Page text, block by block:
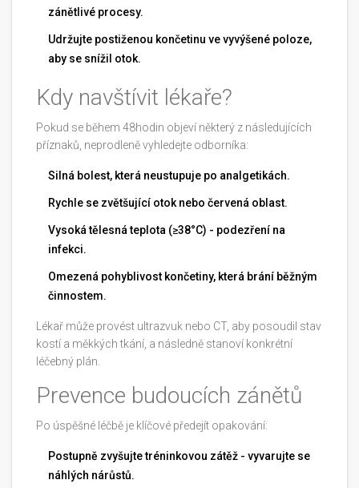
zánětlivé procesy.
Udržujte postiženou končetinu ve vyvýšené poloze,
aby se snížil otok.
Kdy navštívit lékaře?
Pokud se během 48hodin objeví některý z následujících
příznaků, neprodleně vyhledejte odborníka:
Silná bolest, která neustupuje po analgetikách.
Rychle se zvětšující otok nebo červená oblast.
Vysoká tělesná teplota (≥38°C) - podezření na
infekci.
Omezená pohyblivost končetiny, která brání běžným
činnostem.
Lékař může provést ultrazvuk nebo CT, aby posoudil stav
kostí a měkkých tkání, a následně stanoví konkrétní
léčebný plán.
Prevence budoucích zánětů
Po úspěšné léčbě je klíčové předejít opakování:
Postupně zvyšujte tréninkovou zátěž - vyvarujte se
náhlých nárůstů.